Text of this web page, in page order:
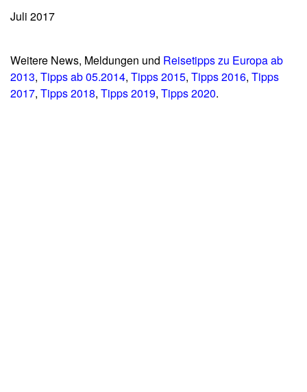
Juli 2017
Weitere News, Meldungen und Reisetipps zu Europa ab
2013, Tipps ab 05.2014, Tipps 2015, Tipps 2016, Tipps
2017, Tipps 2018, Tipps 2019, Tipps 2020.